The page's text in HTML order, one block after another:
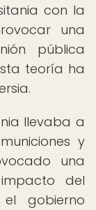
con la
una
pública
teoría ha
llevaba a
y
una
del
gobierno